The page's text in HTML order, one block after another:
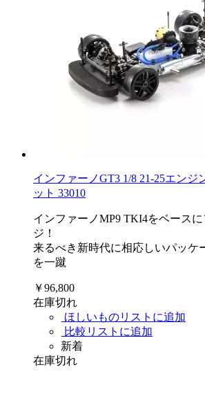
インファーノGT3 1/8 21-25エンジ
ット 33010
インファーノMP9 TKI4をベース
ジ！
来るべき新時代に相応しいパッケ
を一蹴
￥96,800
在庫切れ
ほしいものリストに追加
比較リストに追加
新着
在庫切れ